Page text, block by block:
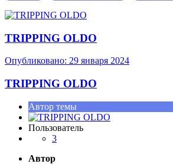
TRIPPING OLDO
Опубликовано: 29 января 2024
TRIPPING OLDO
Автор темы
Пользователь
3
Автор